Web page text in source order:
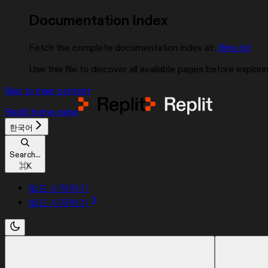
Documentation Index
Fetch the complete documentation index at: /llms.txt
Use this file to discover all available pages before
Skip to main content
Replit home page
한국어
Search...
⌘K
빌드 시작하기
빌드 시작하기